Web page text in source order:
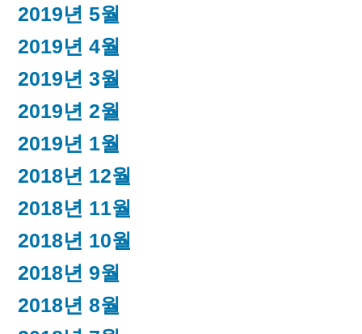
2019년 5월
2019년 4월
2019년 3월
2019년 2월
2019년 1월
2018년 12월
2018년 11월
2018년 10월
2018년 9월
2018년 8월